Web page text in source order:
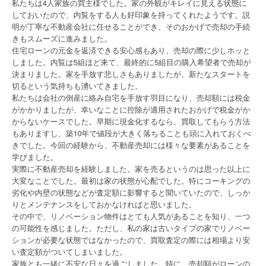
私たちは4人家族の買主様でした。家の外観がキレイに見える状態に
しておいたので、内覧をする人も好印象を持ってくれたようです。説
明が丁寧な不動産会社に任せることができ、そのおかげで売却の手続
きもスムーズに進みました。
住宅ローンの元金を返済できる安心感もあり、売却の際に少しホッと
しました。内覧は5組ほど来て、最終的に5組目の購入希望者で売却が
決まりました。家を手放す悲しさもありましたが、新たなスタートを
切るという気持ちも湧いてきました。
私たちは会社の倒産に絡み自宅を手放す羽目になり、売却額には税金
がかかりましたが、幸いなことに控除が適用されたおかげで税金がか
からないケースでした。早期に現金化するなら、買取してもらう方法
もありますし、築10年で値段が大きく落ちることも頭に入れておくべ
きでした。今回の経験から、不動産売却には様々な要素があることを
学びました。
実際に不動産売却を経験しました。家を売るというのは思った以上に
大変なことでした。最初は家の状態が心配でした。特にコーキングの
劣化や内壁の状態などが査定額に影響すると聞いていたので、しっか
りとメンテナンスをしておかなければと思いました。
その中で、リノベーション物件はとても人気があることを知り、一つ
の可能性を感じました。ただし、私の家は古いタイプの家でリノベー
ションが必要な状態ではなかったので、買取査定の際には相場より安
い査定額がついてしまいました。
家族とも一緒に不安な日々を過ごしました。特に、売却額がローンの